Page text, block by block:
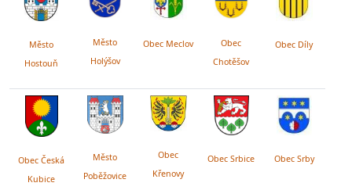
Město
Hostouň
Město
Holýšov
Obec Meclov
Obec
Chotěšov
Obec Díly
Obec Česká
Kubice
Město
Poběžovice
Obec
Křenovy
Obec Srbice Obec Srby